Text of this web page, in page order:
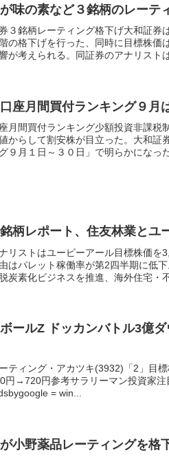
味の素など３銘柄のレーテ
３銘柄レーティング格下げ大和証
の格下げを行った、同時に目標株価
が考えられる。同証券のアナリスト
座月間買付ランキング９月
月間買付ランキング少額投資非課税
からして割安株が目立った。大和証
９月１日～３０日」で明らかになっ
柄レポート、住友林業とユ
リストはユーピーアール目標株価
はパレット稼働率が第2四半期に低
炭素化ビジネスを推進、海外住宅・
ボールZ ドッカンバトル3億
ティング・アカツキ(3932)「2」目
円→720円参考サラリーマン投資家
= win...
小野薬品レーティングを格